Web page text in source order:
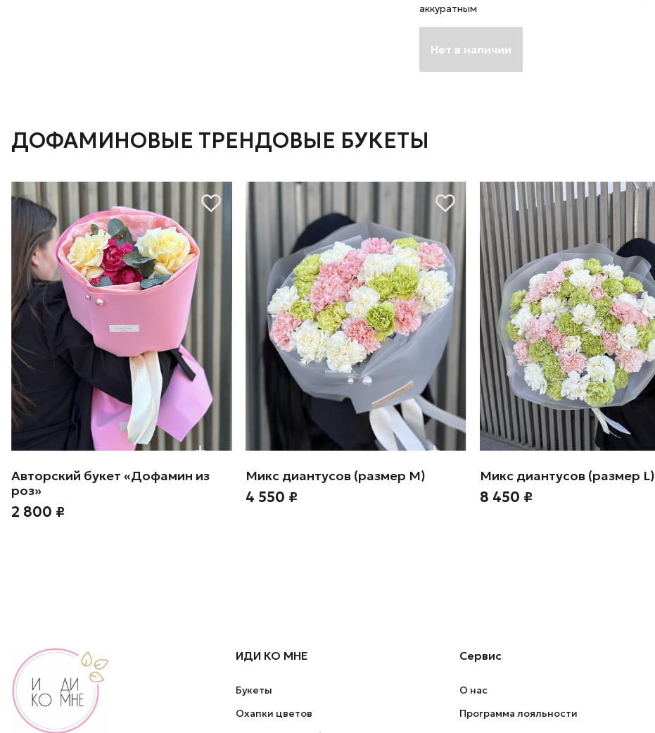
аккуратным
Нет в наличии
ДОФАМИНОВЫЕ ТРЕНДОВЫЕ БУКЕТЫ
Авторский букет «Дофамин из
роз»
2 800 ₽
Микс диантусов (размер М)
4 550 ₽
Микс диантусов (размер L)
8 450 ₽
ИДИ КО МНЕ
Букеты
Охапки цветов
Сервис
О нас
Программа лояльности